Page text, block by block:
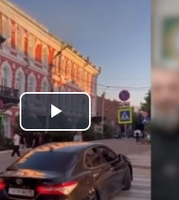
Play
Video